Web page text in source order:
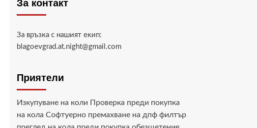
За контакт
За връзка с нашият екип:
blagoevgrad.at.night@gmail.com
Приятели
Изкупуване на коли Проверка преди покупка
на кола Софтуерно премахване на дпф филтър